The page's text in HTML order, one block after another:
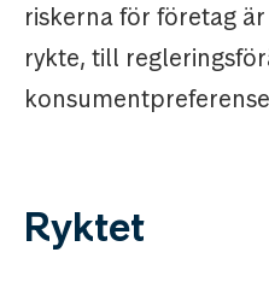
riskerna för företag
rykte, till
Ryktet